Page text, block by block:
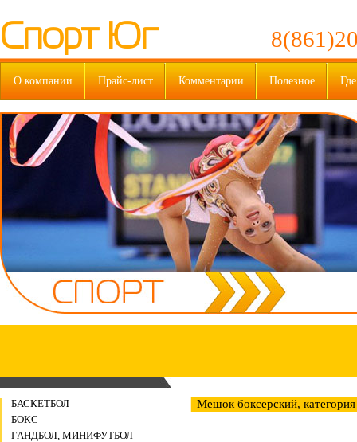
Спорт Юг
О компании Прайс-лист Комментарии Полезное
БАСКЕТБОЛ
БОКС
ГАНДБОЛ, МИНИФУТБОЛ
Мешок боксерский,